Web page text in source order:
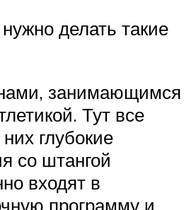
делать такие
занимающимся
Тут все
глубокие
со штангой
входят в
программу и